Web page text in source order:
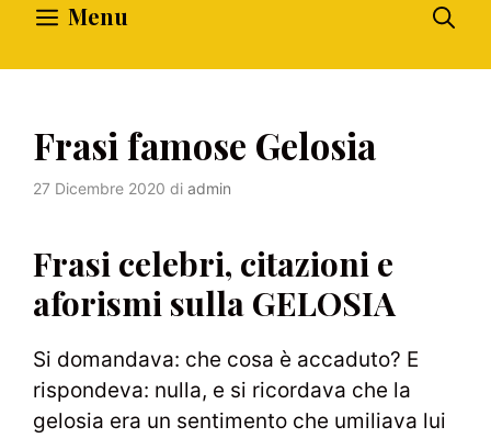
Menu
Frasi famose Gelosia
27 Dicembre 2020 di admin
Frasi celebri, citazioni e
aforismi sulla GELOSIA
Si domandava: che cosa è accaduto? E
rispondeva: nulla, e si ricordava che la
gelosia era un sentimento che umiliava lui